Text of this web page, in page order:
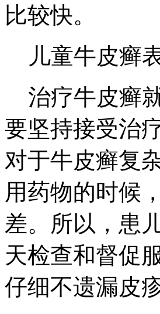
比较快。
儿童牛皮癣表
治疗牛皮癣
要坚持接受治
对于牛皮癣复
用药物的时候
差。所以，患
天检查和督促
仔细不遗漏皮疹